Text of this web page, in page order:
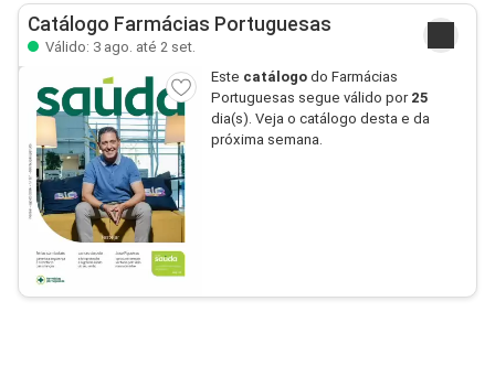
Catálogo Farmácias Portuguesas
Válido: 3 ago. até 2 set.
Este catálogodo Farmácias
Portuguesas segue válido por 25
dia(s). Veja o catálogo desta e da
próxima semana.